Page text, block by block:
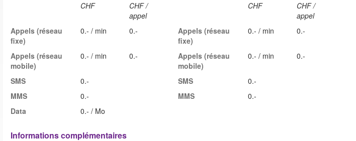
CHF
CHF /
appel
Appels (réseau
fixe)
0.- / min 0.-
Appels (réseau
mobile)
0.- / min 0.-
SMS
0.-
MMS
0.-
Data
0.- / Mo
CHF
CHF /
appel
Appels (réseau
fixe)
0.- / min 0.-
Appels (réseau
mobile)
0.- / min 0.-
SMS
0.-
MMS
0.-
Informations complémentaires